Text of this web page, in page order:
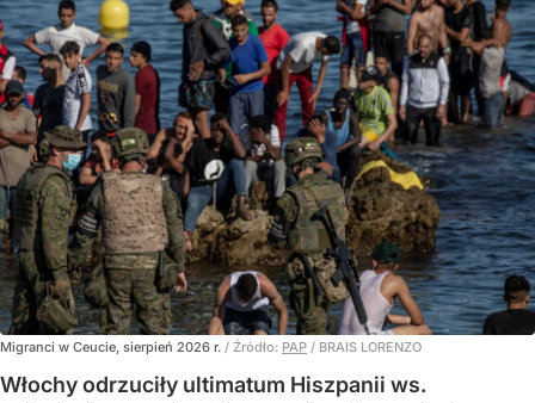
Migranci w Ceucie, sierpień 2026 r. / Źródło: PAP / BRAIS LORENZO
Włochy odrzuciły ultimatum Hiszpanii ws.